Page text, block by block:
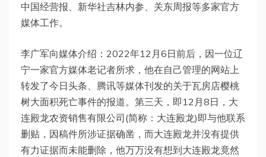
中国经营报、新华社吉林内参、关东周报等多家官方
媒体工作。
李广军向媒体介绍：2022年12月6日前后，因一位辽
宁一家官方媒体老记者所求，他在自己管理的网站上
转发了今日头条、腾讯等媒体刊发的关于瓦房店樱桃
树大面积死亡事件的报道。第三天，即12月8日，大
连殿龙农资销售有限公司(简称：大连殿龙)即与他联系
删贴，因稿件所涉证据确凿，而大连殿龙并没有提供
有力证据而未能删除，他万万没有想到大连殿龙竟然